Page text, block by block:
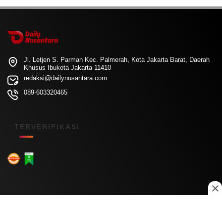
Jl. Letjen S. Parman Kec. Palmerah, Kota Jakarta Barat, Daerah
Khusus Ibukota Jakarta 11410
redaksi@dailynusantara.com
089-603320465
TERVERIFIKASI